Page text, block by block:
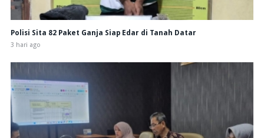
Polisi Sita 82 Paket Ganja Siap Edar di Tanah Datar
3 hari ago